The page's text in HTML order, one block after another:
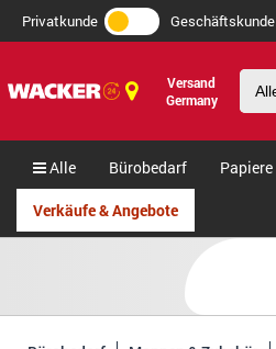
Privatkunde Geschäftskunde
Versand
Germany
Alle Bürobedarf Papiere
Verkäufe & Angebote